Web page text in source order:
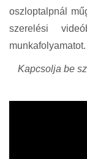
oszloptalpnál
szerelési
munkafolyamatot.
Kapcsolja be